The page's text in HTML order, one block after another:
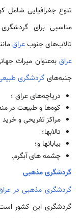
تنوع جغرافیایی شامل
مناسبی برای
تالاب‌های جنوبعراق
عراقبه‌عنوان میراث
جنبه‌های گردشگری
دریاچه‌های عراق ؛
کوه‌ها و طبیعت در
مراکز تفریحی و
تالابها؛
بیابانها و؛
چشمه های آبگرم.
گردشگری مذهبی
گردشگری مذهبی در
گردشگری این کشور